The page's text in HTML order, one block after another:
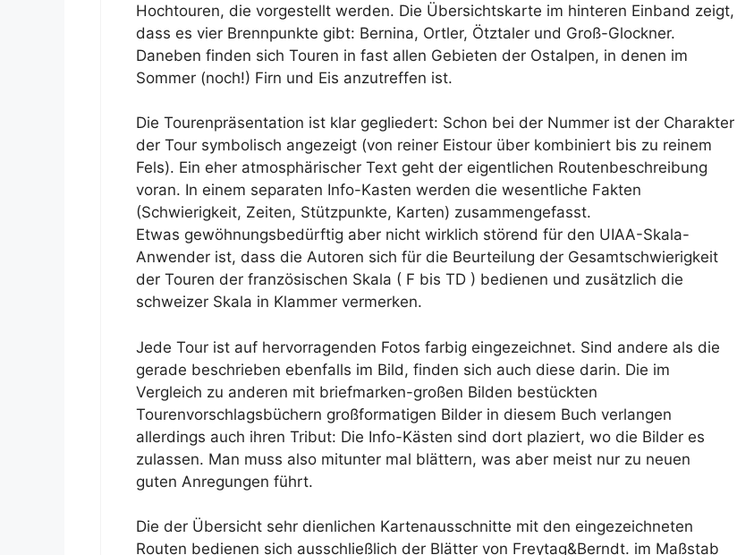
Hochtouren, die vorgestellt werden. Die Übersichtskarte im hinteren Einband zeigt,
dass es vier Brennpunkte gibt: Bernina, Ortler, Ötztaler und Groß-Glockner.
Daneben finden sich Touren in fast allen Gebieten der Ostalpen, in denen im
Sommer (noch!) Firn und Eis anzutreffen ist.
Die Tourenpräsentation ist klar gegliedert: Schon bei der Nummer ist der Charakter
der Tour symbolisch angezeigt (von reiner Eistour über kombiniert bis zu reinem
Fels). Ein eher atmosphärischer Text geht der eigentlichen Routenbeschreibung
voran. In einem separaten Info-Kasten werden die wesentliche Fakten
(Schwierigkeit, Zeiten, Stützpunkte, Karten) zusammengefasst.
Etwas gewöhnungsbedürftig aber nicht wirklich störend für den UIAA-Skala-
Anwender ist, dass die Autoren sich für die Beurteilung der Gesamtschwierigkeit
der Touren der französischen Skala ( F bis TD ) bedienen und zusätzlich die
schweizer Skala in Klammer vermerken.
Jede Tour ist auf hervorragenden Fotos farbig eingezeichnet. Sind andere als die
gerade beschrieben ebenfalls im Bild, finden sich auch diese darin. Die im
Vergleich zu anderen mit briefmarken-großen Bilden bestückten
Tourenvorschlagsbüchern großformatigen Bilder in diesem Buch verlangen
allerdings auch ihren Tribut: Die Info-Kästen sind dort plaziert, wo die Bilder es
zulassen. Man muss also mitunter mal blättern, was aber meist nur zu neuen
guten Anregungen führt.
Die der Übersicht sehr dienlichen Kartenausschnitte mit den eingezeichneten
Routen bedienen sich ausschließlich der Blätter von Freytag&Berndt. im Maßstab